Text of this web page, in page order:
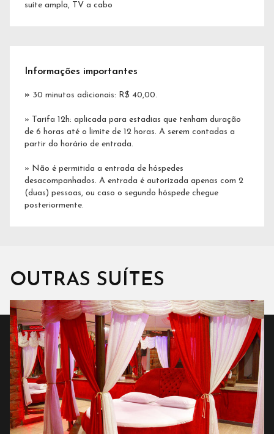
suíte ampla, TV a cabo
Informações importantes
» 30 minutos adicionais: R$ 40,00.
» Tarifa 12h: aplicada para estadias que tenham duração
de 6 horas até o limite de 12 horas. A serem contadas a
partir do horário de entrada.
» Não é permitida a entrada de hóspedes
desacompanhados. A entrada é autorizada apenas com 2
(duas) pessoas, ou caso o segundo hóspede chegue
posteriormente.
OUTRAS SUÍTES